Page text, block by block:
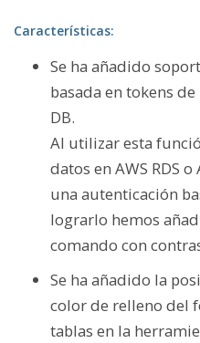
Características:
Se ha añadido
basada en tokens de
DB.
Al utilizar esta
datos en AWS RDS
una autenticación
lograrlo hemos
comando con
Se ha añadido la
color de relleno del
tablas en la